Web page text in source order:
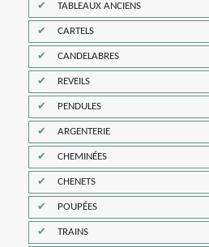
TABLEAUX ANCIENS
CARTELS
CANDELABRES
REVEILS
PENDULES
ARGENTERIE
CHEMINÉES
CHENETS
POUPÉES
TRAINS